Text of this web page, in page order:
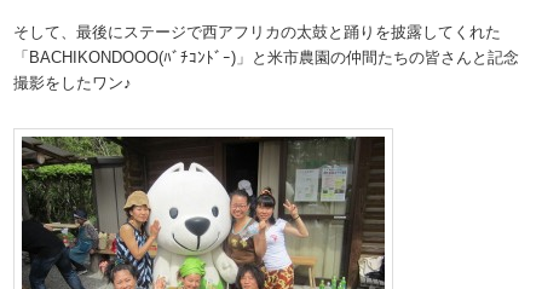
そして、最後にステージで西アフリカの太鼓と踊りを披露してくれた
「BACHIKONDOOO(ﾊﾞﾁｺﾝﾄﾞｰ)」と米市農園の仲間たちの皆さんと記念
撮影をしたワン♪